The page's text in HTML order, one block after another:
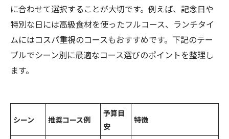
に合わせて選択することが大切です。例えば、記念日や
特別な日には高級食材を使ったフルコース、ランチタイ
ムにはコスパ重視のコースもおすすめです。下記のテー
ブルでシーン別に最適なコース選びのポイントを整理し
ます。
シーン 推奨コース例
予算目
安
特徴